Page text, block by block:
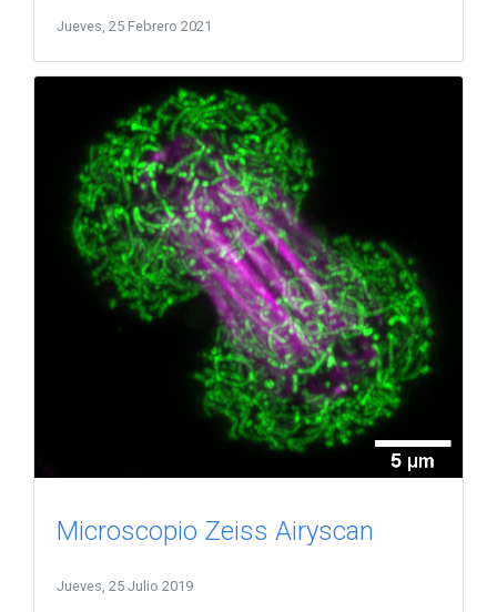
Jueves, 25 Febrero 2021
Microscopio Zeiss Airyscan
Jueves, 25 Julio 2019